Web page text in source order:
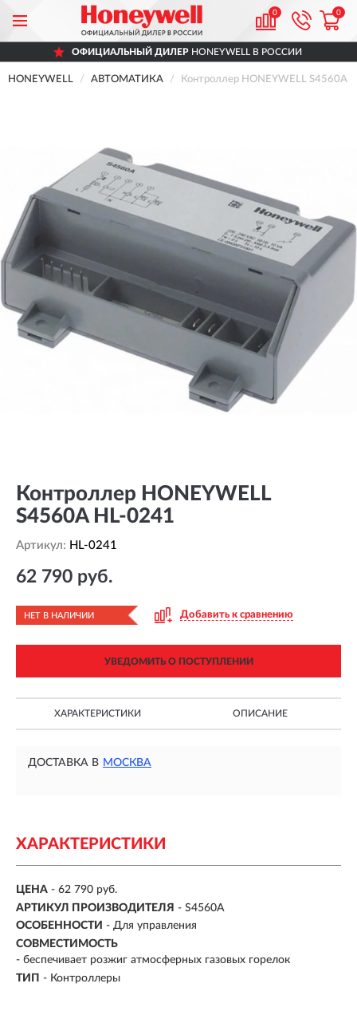
0 0
ОФИЦИАЛЬНЫЙ ДИЛЕР HONEYWELL В РОССИИ
HONEYWELL АВТОМАТИКА Контроллер HONEYWELL S4560A
Контроллер HONEYWELL
S4560A HL-0241
Артикул: HL-0241
62 790 руб.
НЕТ В НАЛИЧИИ Добавить к сравнению
УВЕДОМИТЬ О ПОСТУПЛЕНИИ
ХАРАКТЕРИСТИКИ ОПИСАНИЕ
ДОСТАВКА В МОСКВА
ХАРАКТЕРИСТИКИ
ЦЕНА - 62 790 руб.
АРТИКУЛ ПРОИЗВОДИТЕЛЯ - S4560A
ОСОБЕННОСТИ - Для управления
СОВМЕСТИМОСТЬ
- беспечивает розжиг атмосферных газовых горелок
ТИП - Контроллеры